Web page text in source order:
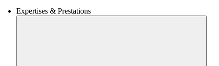
Expertises & Prestations